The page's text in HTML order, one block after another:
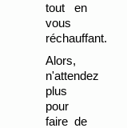
tout en
vous
réchauffant.
Alors,
n'attendez
plus
pour
faire de